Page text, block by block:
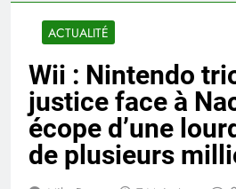
ACTUALITÉ
Wii : Nintendo
justice face à
écope d’une
de plusieurs